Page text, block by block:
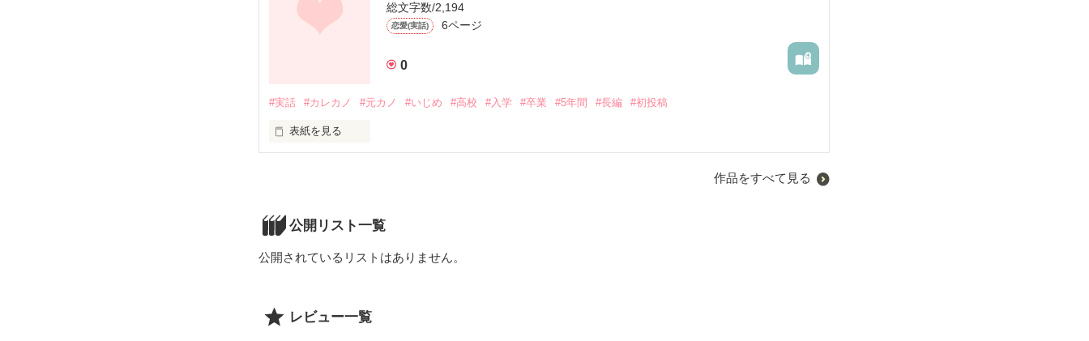
総文字数/2,194
恋愛(実話) 6ページ
0
#実話 #カレカノ #元カノ #いじめ #高校 #入学 #卒業 #5年間 #長編 #初投稿
表紙を見る
なのに性格は女好き？！チャラチャラ？！
している康という人だった。
作品をすべて見る
公開リスト一覧
公開されているリストはありません。
レビュー一覧